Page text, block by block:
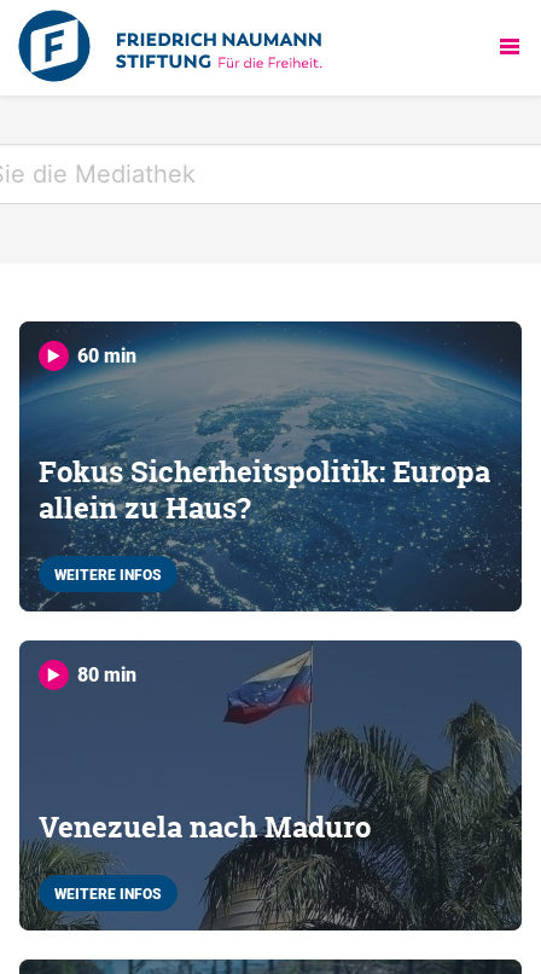
60 min
Fokus Sicherheitspolitik: Europa
allein zu Haus?
WEITERE INFOS
80 min
Venezuela nach Maduro
WEITERE INFOS